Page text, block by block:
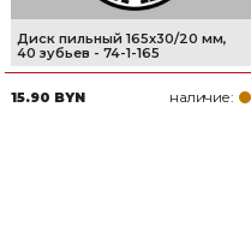
Диск пильный 165x30/20 мм,
40 зубьев - 74-1-165
15.90 BYN наличие: